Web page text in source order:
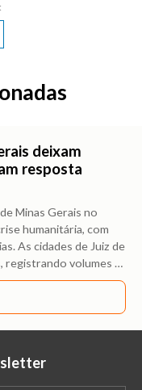
deixam
resposta
Minas Gerais no
humanitária, com
As cidades de Juiz de
registrando volumes …